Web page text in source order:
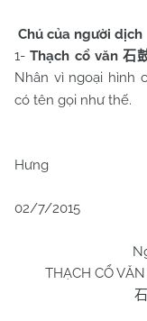
Chú của người dịch
1-Thạch cổ văn石
Nhân vì ngoại hình
có tên gọi như thế.
Hưng
02/7/2015
THẠCH CỔ